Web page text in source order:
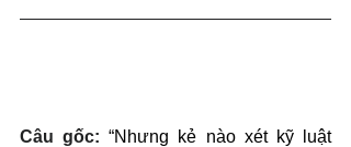
Câu gốc: “Nhưng kẻ nào xét kỹ luật